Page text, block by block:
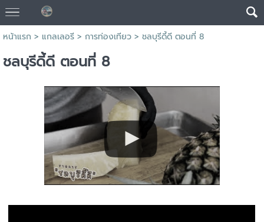
หน้าแรก > แกลเลอรี> การท่องเทียว> ชลบุรีดี้ดี ตอนที่ 8
ชลบุรีดี้ดี ตอนที่ 8